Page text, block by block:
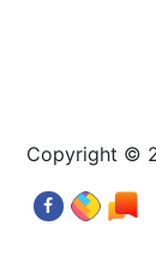
Copyright ©